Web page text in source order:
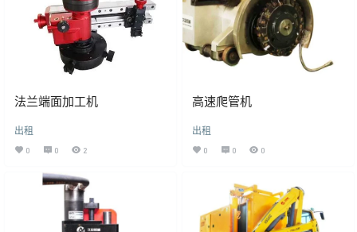
法兰端面加工机
出租
0 0 2
高速爬管机
出租
0 0 0